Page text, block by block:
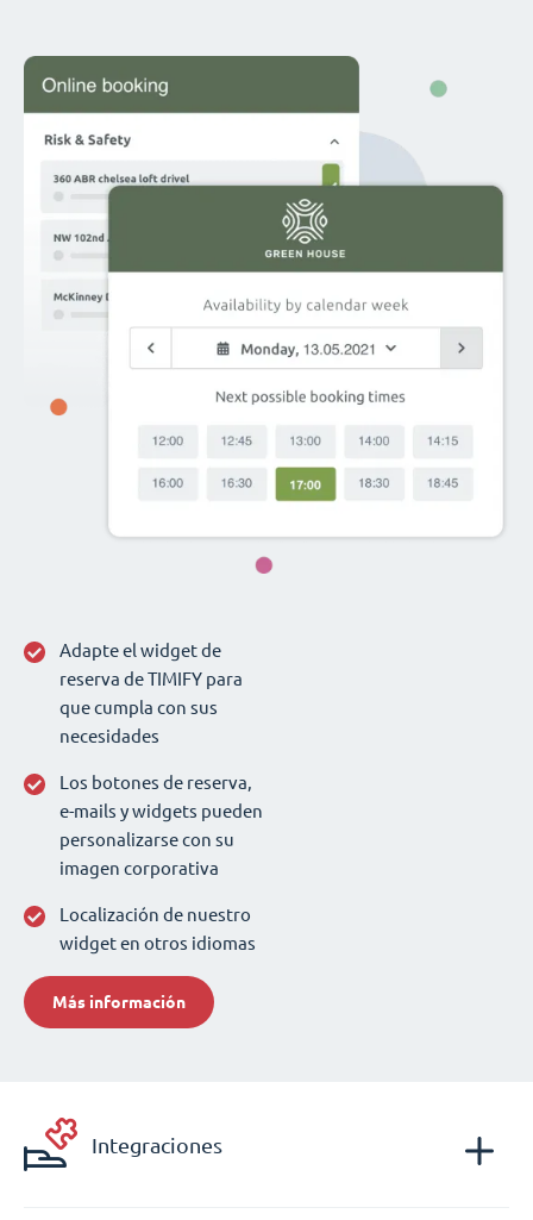
Adapte el widget de
reserva de TIMIFY para
que cumpla con sus
necesidades
Los botones de reserva,
e-mails y widgets pueden
personalizarse con su
imagen corporativa
Localización de nuestro
widget en otros idiomas
Más información
Integraciones